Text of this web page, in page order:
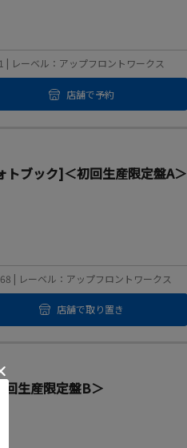
レーベル：アップフロントワークス
店舗で予約
ブック]＜初回生産限定盤A＞
| レーベル：アップフロントワークス
店舗で取り置き
生産限定盤B＞